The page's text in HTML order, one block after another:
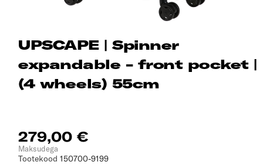
UPSCAPE | Spinner
expandable - front pocket |
(4 wheels) 55cm
279,00 €
Maksudega
Tootekood 150700-9199